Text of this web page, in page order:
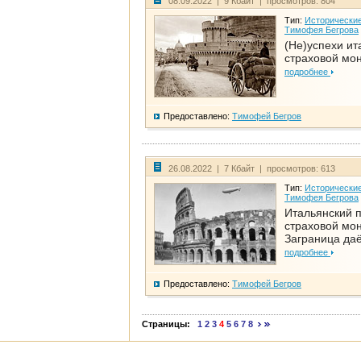
Тип:
Тимофея Бегрова
(Не)успехи
страховой
подробнее
Предоставлено: Тимофей Бегров
26.08.2022 | 7 Кбайт | просмотров: 613
Тип:
Тимофея Бегрова
Итальянский
страховой
Заграница
подробнее
Предоставлено: Тимофей Бегров
Страницы: 1 2 3 4 5 6 7 8